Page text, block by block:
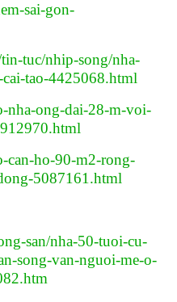
sai-gon-
tuc/nhip-song/nha-
cai-tao-4425068.html
nha-ong-dai-28-m-voi-
can-ho-90-m2-rong-
5087161.html
san/nha-50-tuoi-cu-
song-van-nguoi-me-o-